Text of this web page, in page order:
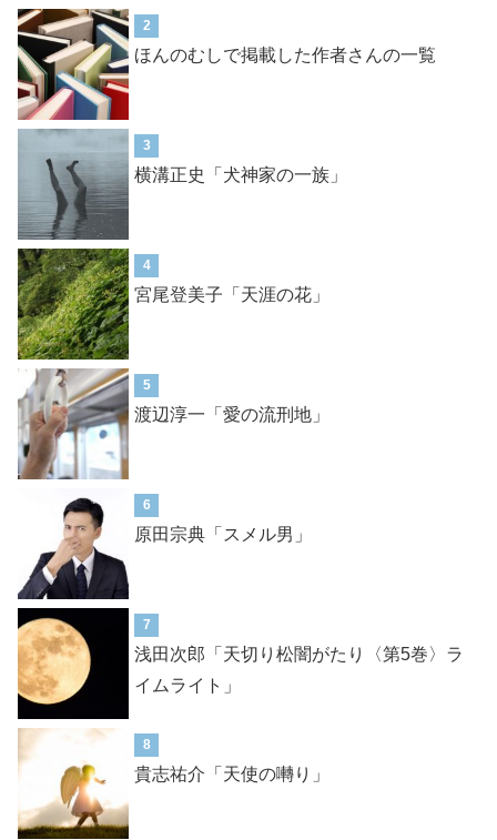
2
ほんのむしで掲載した作者さんの一覧
3
横溝正史「犬神家の一族」
4
宮尾登美子「天涯の花」
5
渡辺淳一「愛の流刑地」
6
原田宗典「スメル男」
7
浅田次郎「天切り松闇がたり〈第5巻〉ラ
イムライト」
8
貴志祐介「天使の囀り」